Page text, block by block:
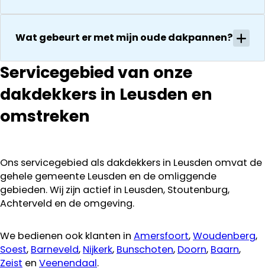
en snelle
kosten. Maar
ook dan
communeren
ze goed en
aanraden.
Wat gebeurt er met mijn oude dakpannen?
Servicegebied van onze
dakdekkers in Leusden en
omstreken
Ons servicegebied als dakdekkers in Leusden omvat de
gehele gemeente Leusden en de omliggende
gebieden. Wij zijn actief in Leusden, Stoutenburg,
Achterveld en de omgeving.
We bedienen ook klanten in Amersfoort,Woudenberg,
Soest, Barneveld, Nijkerk, Bunschoten, Doorn, Baarn,
Zeist en Veenendaal.